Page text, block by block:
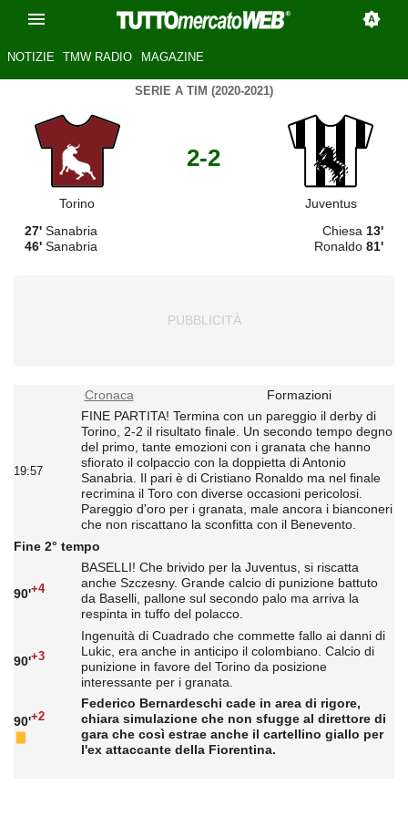
NOTIZIE TMW RADIO MAGAZINE
SERIE A TIM (2020-2021)
Torino
2-2
Juventus
27' Sanabria
46' Sanabria
Chiesa 13'
Ronaldo 81'
Cronaca Formazioni
19:57
FINE PARTITA! Termina con un pareggio il derby di
Torino, 2-2 il risultato finale. Un secondo tempo degno
del primo, tante emozioni con i granata che hanno
sfiorato il colpaccio con la doppietta di Antonio
Sanabria. Il pari è di Cristiano Ronaldo ma nel finale
recrimina il Toro con diverse occasioni pericolosi.
Pareggio d'oro per i granata, male ancora i bianconeri
che non riscattano la sconfitta con il Benevento.
Fine 2° tempo
90'+4
BASELLI! Che brivido per la Juventus, si riscatta
anche Szczesny. Grande calcio di punizione battuto
da Baselli, pallone sul secondo palo ma arriva la
respinta in tuffo del polacco.
90'+3
Ingenuità di Cuadrado che commette fallo ai danni di
Lukic, era anche in anticipo il colombiano. Calcio di
punizione in favore del Torino da posizione
interessante per i granata.
90'+2
Federico Bernardeschi cade in area di rigore,
chiara simulazione che non sfugge al direttore di
gara che così estrae anche il cartellino giallo per
l'ex attaccante della Fiorentina.